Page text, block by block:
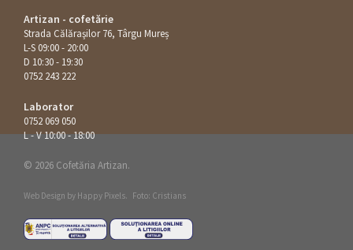
Artizan - cofetărie
Strada Călăraşilor 76, Târgu Mureș
L-S 09:00 - 20:00
D 10:30 - 19:30
0752 243 222
Laborator
0752 069 050
L - V 10:00 - 18:00
© 2026 Cofetăria Artizan.
Web Design by Happy Pixels. Foto: Cristians